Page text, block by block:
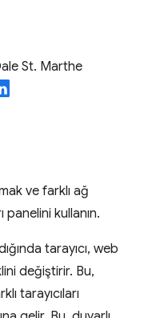
St. Marthe
ve farklı ağ
panelini kullanın.
tarayıcı, web
değiştirir. Bu,
tarayıcıları